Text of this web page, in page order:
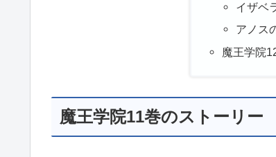
イザベ
アノス
魔王学院
魔王学院11巻のストーリー